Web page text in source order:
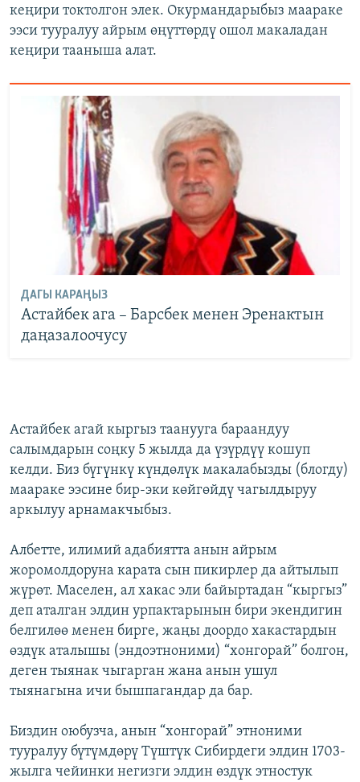
кеңири токтолгон элек. Окурмандарыбыз маараке
ээси тууралуу айрым өңүттөрдү ошол макаладан
кеңири тааныша алат.
ДАГЫ КАРАҢЫЗ
Астайбек ага – Барсбек менен Эренактын
даңазалоочусу
Астайбек агай кыргыз таанууга бараандуу
салымдарын соңку 5 жылда да үзүрдүү кошуп
келди. Биз бүгүнкү күндөлүк макалабызды (блогду)
маараке ээсине бир-эки көйгөйдү чагылдыруу
аркылуу арнамакчыбыз.
Албетте, илимий адабиятта анын айрым
жоромолдоруна карата сын пикирлер да айтылып
жүрөт. Маселен, ал хакас эли байыртадан “кыргыз”
деп аталган элдин урпактарынын бири экендигин
белгилөө менен бирге, жаңы доордо хакастардын
өздүк аталышы (эндоэтноними) “хонгорай” болгон,
деген тыянак чыгарган жана анын ушул
тыянагына ичи бышпагандар да бар.
Биздин оюбузча, анын “хонгорай” этноними
тууралуу бүтүмдөрү Түштүк Сибирдеги элдин 1703-
жылга чейинки негизги элдин өздүк этностук